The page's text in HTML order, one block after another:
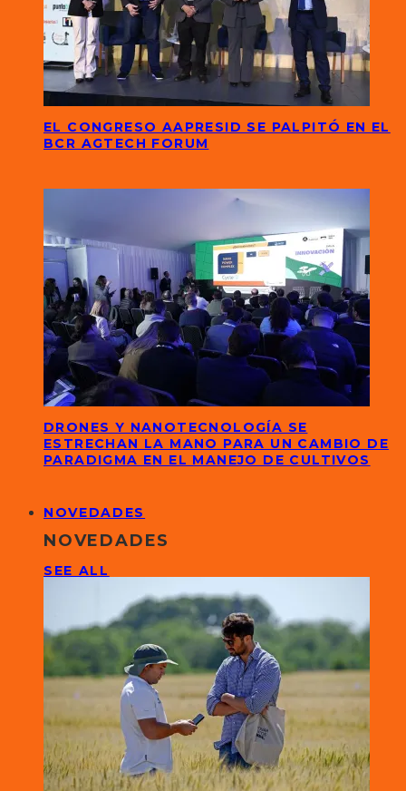
EL CONGRESO AAPRESID SE PALPITÓ EN EL
BCR AGTECH FORUM
DRONES Y NANOTECNOLOGÍA SE
ESTRECHAN LA MANO PARA UN CAMBIO DE
PARADIGMA EN EL MANEJO DE CULTIVOS
NOVEDADES
NOVEDADES
SEE ALL